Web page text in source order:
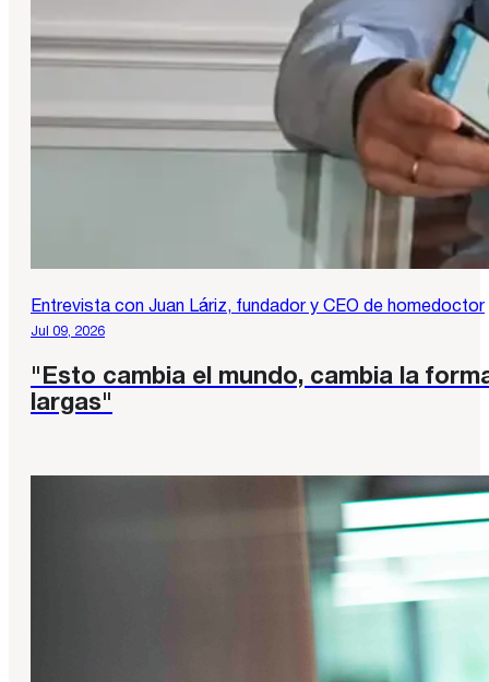
Entrevista con Juan Láriz, fundador y CEO de homedoctor
Jul 09, 2026
"Esto cambia el mundo, cambia la
largas"